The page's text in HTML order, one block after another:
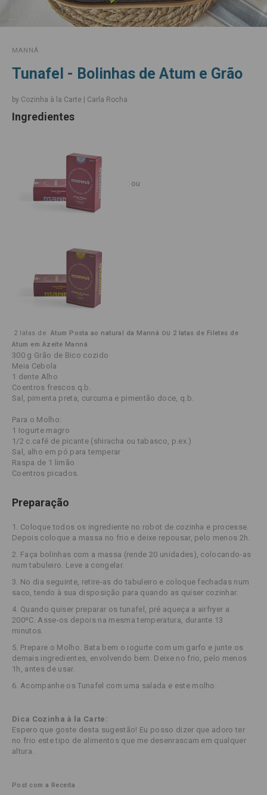
MANNÁ
Tunafel - Bolinhas de Atum e Grão
by Cozinha à la Carte | Carla Rocha
Ingredientes
ou
2 latas de Atum Posta ao natural da Manná ou 2 latas de Filetes de
Atum em Azeite Manná
300 g Grão de Bico cozido
Meia Cebola
1 dente Alho
Coentros frescos q.b.
Sal, pimenta preta, curcuma e pimentão doce, q.b.
Para o Molho:
1 Iogurte magro
1/2 c.café de picante (shiracha ou tabasco, p.ex.)
Sal, alho em pó para temperar
Raspa de 1 limão
Coentros picados.
Preparação
1. Coloque todos os ingrediente no robot de cozinha e processe.
Depois coloque a massa no frio e deixe repousar, pelo menos 2h.
2. Faça bolinhas com a massa (rende 20 unidades), colocando-as
num tabuleiro. Leve a congelar.
3. No dia seguinte, retire-as do tabuleiro e coloque fechadas num
saco, tendo à sua disposição para quando as quiser cozinhar.
4. Quando quiser preparar os tunafel, pré aqueça a airfryer a
200ºC. Asse-os depois na mesma temperatura, durante 13
minutos.
5. Prepare o Molho. Bata bem o iogurte com um garfo e junte os
demais ingredientes, envolvendo bem. Deixe no frio, pelo menos
1h, antes de usar.
6. Acompanhe os Tunafel com uma salada e este molho.
Dica Cozinha à la Carte:
Espero que goste desta sugestão! Eu posso dizer que adoro ter
no frio este tipo de alimentos que me desenrascam em qualquer
altura.
Post com a Receita